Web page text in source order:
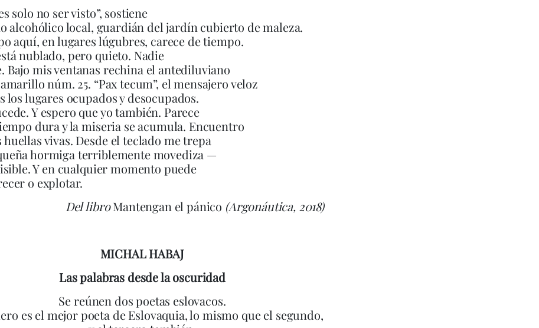
solo no ser visto”, sostiene
alcohólico local, guardián del jardín cubierto de maleza.
aquí, en lugares lúgubres, carece de tiempo.
nublado, pero quieto. Nadie
Bajo mis ventanas rechina el antediluviano
núm. 25. “Pax tecum”, el mensajero veloz
los lugares ocupados y desocupados.
Y espero que yo también. Parece
dura y la miseria se acumula. Encuentro
huellas vivas. Desde el teclado me trepa
hormiga terriblemente movediza —
Y en cualquier momento puede
o explotar.
Del libroMantengan el pánico (Argonáutica, 2018)
MICHAL HABAJ
Las palabras desde la oscuridad
Se reúnen dos poetas eslovacos.
es el mejor poeta de Eslovaquia, lo mismo que el segundo,